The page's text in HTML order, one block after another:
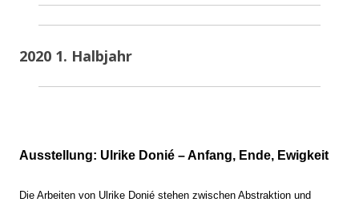
2020 1. Halbjahr
Ausstellung: Ulrike Donié – Anfang, Ende, Ewigkeit
Die Arbeiten von Ulrike Donié stehen zwischen Abstraktion und